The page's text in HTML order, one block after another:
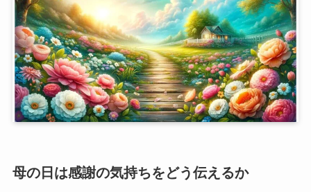
母の日は感謝の気持ちをどう伝えるか